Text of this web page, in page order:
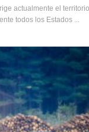
actualmente el
todos los Estados ...